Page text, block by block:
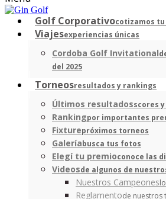
Golf Corporativocotizamos
Viajesexperiencias únicas
Cordoba Golf Invitational
del 2025
Torneosresultados y rankings
Últimos resultadosscores
Rankingpor importantes
Fixturepróximos torneos
Galeríabusca tus fotos
Elegí tu premioconoce las
Videosde algunos de
Nuestros Campeones
Reglamentode nuestros